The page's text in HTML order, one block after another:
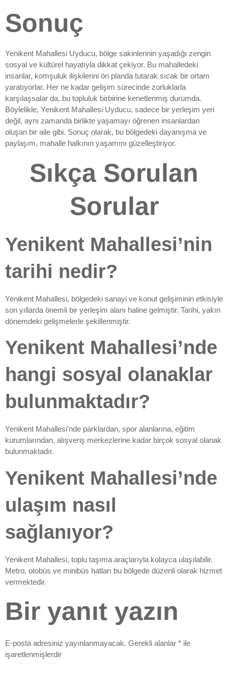
Sonuç
Yenikent Mahallesi Uyducu, bölge sakinlerinin yaşadığı zengin
sosyal ve kültürel hayatıyla dikkat çekiyor. Bu mahalledeki
insanlar, komşuluk ilişkilerini ön planda tutarak sıcak bir ortam
yaratıyorlar. Her ne kadar gelişim sürecinde zorluklarla
karşılaşsalar da, bu topluluk birbirine kenetlenmiş durumda.
Böylelikle, Yenikent Mahallesi Uyducu, sadece bir yerleşim yeri
değil, aynı zamanda birlikte yaşamayı öğrenen insanlardan
oluşan bir aile gibi. Sonuç olarak, bu bölgedeki dayanışma ve
paylaşım, mahalle halkının yaşamını güzelleştiriyor.
Sıkça Sorulan
Sorular
Yenikent Mahallesi’nin
tarihi nedir?
Yenikent Mahallesi, bölgedeki sanayi ve konut gelişiminin etkisiyle
son yıllarda önemli bir yerleşim alanı haline gelmiştir. Tarihi, yakın
dönemdeki gelişmelerle şekillenmiştir.
Yenikent Mahallesi’nde
hangi sosyal olanaklar
bulunmaktadır?
Yenikent Mahallesi’nde parklardan, spor alanlarına, eğitim
kurumlarından, alışveriş merkezlerine kadar birçok sosyal olanak
bulunmaktadır.
Yenikent Mahallesi’nde
ulaşım nasıl
sağlanıyor?
Yenikent Mahallesi, toplu taşıma araçlarıyla kolayca ulaşılabilir.
Metro, otobüs ve minibüs hatları bu bölgede düzenli olarak hizmet
vermektedir.
Bir yanıt yazın
E-posta adresiniz yayınlanmayacak. Gerekli alanlar * ile
işaretlenmişlerdir